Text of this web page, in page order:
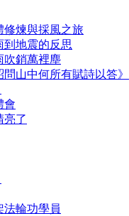
修煉與採風之旅
到地震的反思
吹銷萬裡塵
山中何所有賦詩以答》
會
亮了
法輪功學員